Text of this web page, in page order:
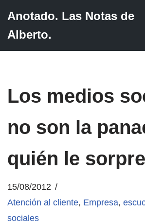
Saltar
Anotado. Las Notas de
Alberto.
Los medios
no son la
quién le
15/08/2012
Atención al cliente, Empresa,
sociales